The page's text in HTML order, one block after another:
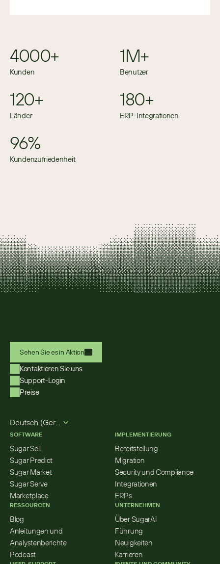
4000+
Kunden
1M+
Benutzer
120+
Länder
180+
ERP-Integrationen
96%
Kundenzufriedenheit
Sehen Sie es in Aktion
Kontaktieren Sie uns
Support-Login
Preise
Deutsch (German)
SOFTWARE
Sugar Sell
Sugar Predict
Sugar Market
Sugar Serve
Marketplace
RESSOURCEN
Blog
Anleitungen und
Analystenberichte
Podcast
IMPLEMENTIERUNG
Bereitstellung
Migration
Security und Compliance
Integrationen
ERPs
UNTERNEHMEN
Über SugarAI
Führung
Neuigkeiten
Karrieren